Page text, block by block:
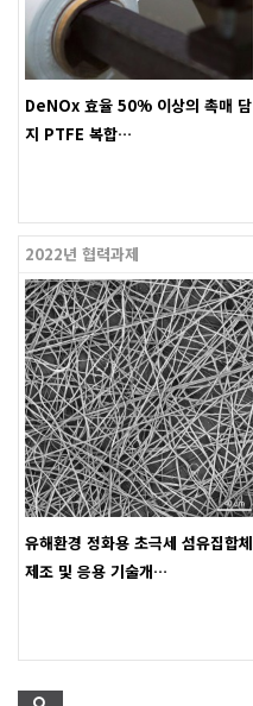
DeNOx 효율 50% 이상의 촉매 담
지 PTFE 복합…
2022년 협력과제
유해환경 정화용 초극세 섬유집합체
제조 및 응용 기술개…